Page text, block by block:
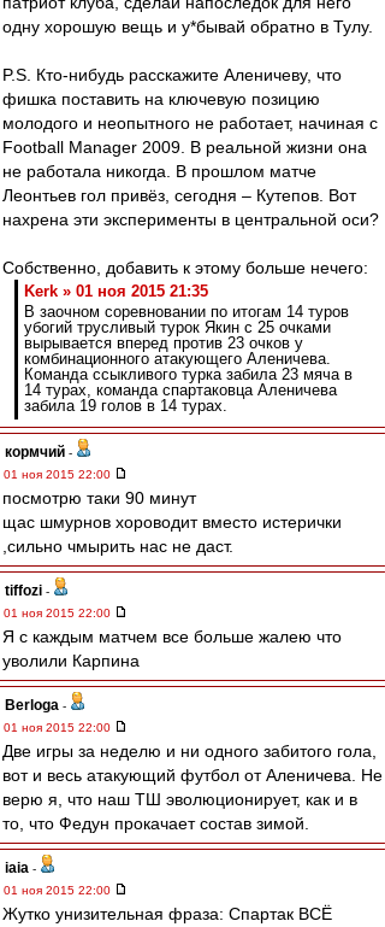
одну хорошую вещь и у*бывай обратно в Тулу.
P.S. Кто-нибудь расскажите Аленичеву, что
фишка поставить на ключевую позицию
молодого и неопытного не работает, начиная с
Football Manager 2009. В реальной жизни она
не работала никогда. В прошлом матче
Леонтьев гол привёз, сегодня – Кутепов. Вот
нахрена эти эксперименты в центральной оси?
Собственно, добавить к этому больше нечего:
Kerk » 01 ноя 2015 21:35
В заочном соревновании по итогам 14 туров
убогий трусливый турок Якин с 25 очками
вырывается вперед против 23 очков у
комбинационного атакующего Аленичева.
Команда ссыкливого турка забила 23 мяча в
14 турах, команда спартаковца Аленичева
забила 19 голов в 14 турах.
кормчий -
01 ноя 2015 22:00
посмотрю таки 90 минут
щас шмурнов хороводит вместо истерички
,сильно чмырить нас не даст.
tiffozi -
01 ноя 2015 22:00
Я с каждым матчем все больше жалею что
уволили Карпина
Berloga -
01 ноя 2015 22:00
Две игры за неделю и ни одного забитого гола,
вот и весь атакующий футбол от Аленичева. Не
верю я, что наш ТШ эволюционирует, как и в
то, что Федун прокачает состав зимой.
iaia -
01 ноя 2015 22:00
Жутко унизительная фраза: Спартак ВСЁ